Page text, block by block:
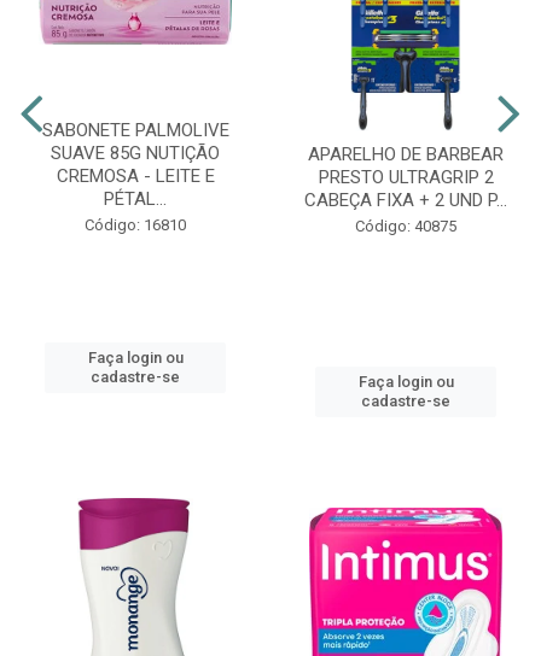
SABONETE PALMOLIVE
SUAVE 85G NUTIÇÃO
CREMOSA - LEITE E
PÉTAL...
Código: 16810
Faça login ou
cadastre-se
APARELHO DE BARBEAR
PRESTO ULTRAGRIP 2
CABEÇA FIXA + 2 UND P...
Código: 40875
Faça login ou
cadastre-se